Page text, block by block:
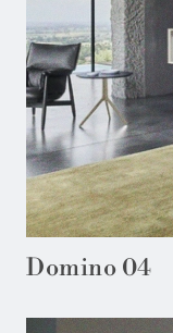
Domino 04